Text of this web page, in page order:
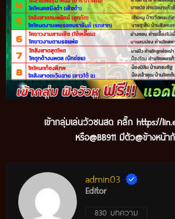
เข้ากลุ่มเล่นวัวชนสด คลิ๊ก https://
หรือ@BB911 มีตัว@ข้างหน้า
admin03
Editor
830 บทความ